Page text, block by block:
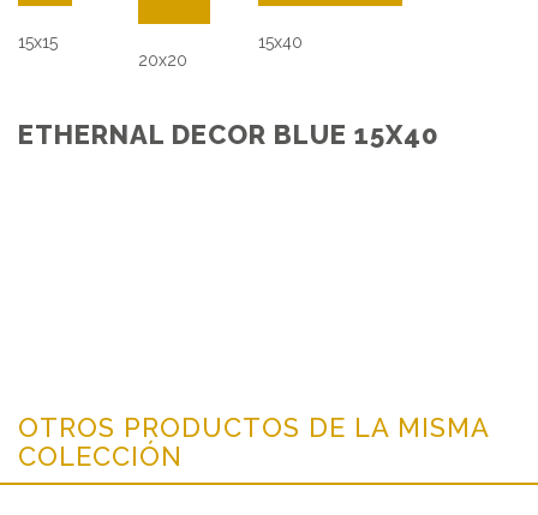
15x15
20x20
15x40
ETHERNAL DECOR BLUE 15X40
OTROS PRODUCTOS DE LA MISMA
COLECCIÓN